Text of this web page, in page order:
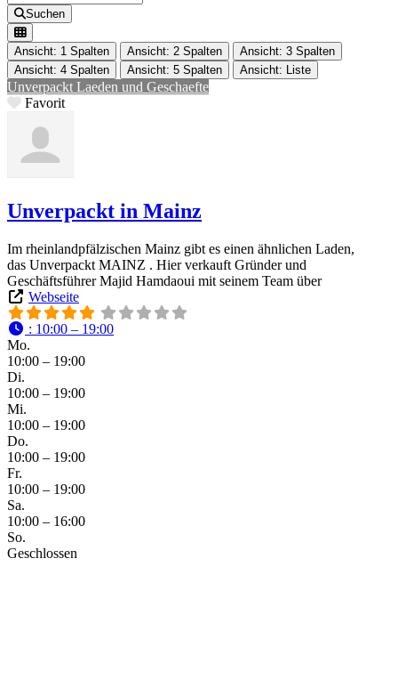
Suchen
Ansicht: 1 Spalten Ansicht: 2 Spalten
Ansicht: 3 Spalten
Ansicht: 4 Spalten
Ansicht: 5 Spalten Ansicht: Liste
Unverpackt Laeden und Geschaefte
Favorit
Unverpackt in Mainz
Im rheinlandpfälzischen Mainz gibt es einen ähnlichen Laden,
das Unverpackt MAINZ . Hier verkauft Gründer und
Geschäftsführer Majid Hamdaoui mit seinem Team über
Webseite
: 10:00 – 19:00
Mo.
10:00 – 19:00
Di.
10:00 – 19:00
Mi.
10:00 – 19:00
Do.
10:00 – 19:00
Fr.
10:00 – 19:00
Sa.
10:00 – 16:00
So.
Geschlossen